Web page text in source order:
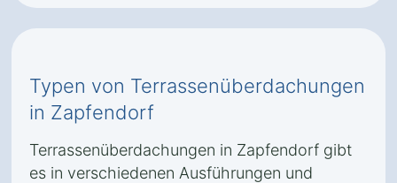
Typen von Terrassenüberdachungen
in Zapfendorf
Terrassenüberdachungen in Zapfendorf gibt
es in verschiedenen Ausführungen und